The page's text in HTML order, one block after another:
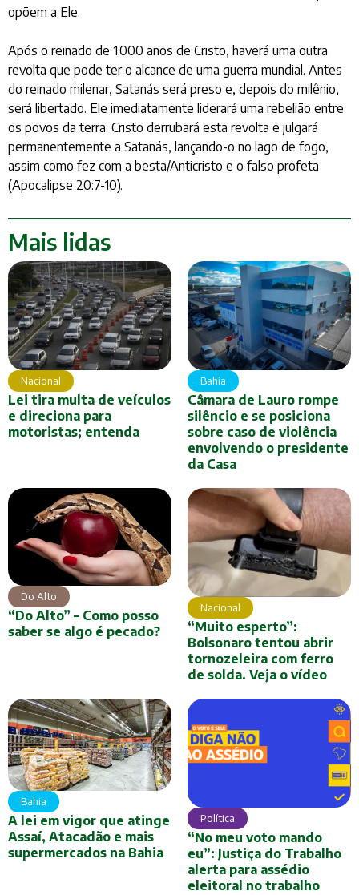
opõem a Ele.
Após o reinado de 1.000 anos de Cristo, haverá uma outra
revolta que pode ter o alcance de uma guerra mundial. Antes
do reinado milenar, Satanás será preso e, depois do milênio,
será libertado. Ele imediatamente liderará uma rebelião entre
os povos da terra. Cristo derrubará esta revolta e julgará
permanentemente a Satanás, lançando-o no lago de fogo,
assim como fez com a besta/Anticristo e o falso profeta
(Apocalipse 20:7-10).
Mais lidas
Nacional
Lei tira multa de veículos
e direciona para
motoristas; entenda
Bahia
Câmara de Lauro rompe
silêncio e se posiciona
sobre caso de violência
envolvendo o presidente
da Casa
Do Alto
“Do Alto” – Como posso
saber se algo é pecado?
Nacional
“Muito esperto”:
Bolsonaro tentou abrir
tornozeleira com ferro
de solda. Veja o vídeo
Bahia
A lei em vigor que atinge
Assaí, Atacadão e mais
supermercados na Bahia
Política
“No meu voto mando
eu”: Justiça do Trabalho
alerta para assédio
eleitoral no trabalho